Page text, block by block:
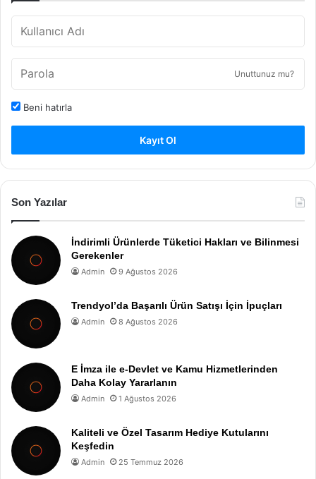
Unuttunuz mu?
Beni hatırla
Kayıt Ol
Son Yazılar
İndirimli Ürünlerde Tüketici Hakları ve Bilinmesi
Gerekenler
Admin 9 Ağustos 2026
Trendyol’da Başarılı Ürün Satışı İçin İpuçları
Admin 8 Ağustos 2026
E İmza ile e-Devlet ve Kamu Hizmetlerinden
Daha Kolay Yararlanın
Admin 1 Ağustos 2026
Kaliteli ve Özel Tasarım Hediye Kutularını
Keşfedin
Admin 25 Temmuz 2026